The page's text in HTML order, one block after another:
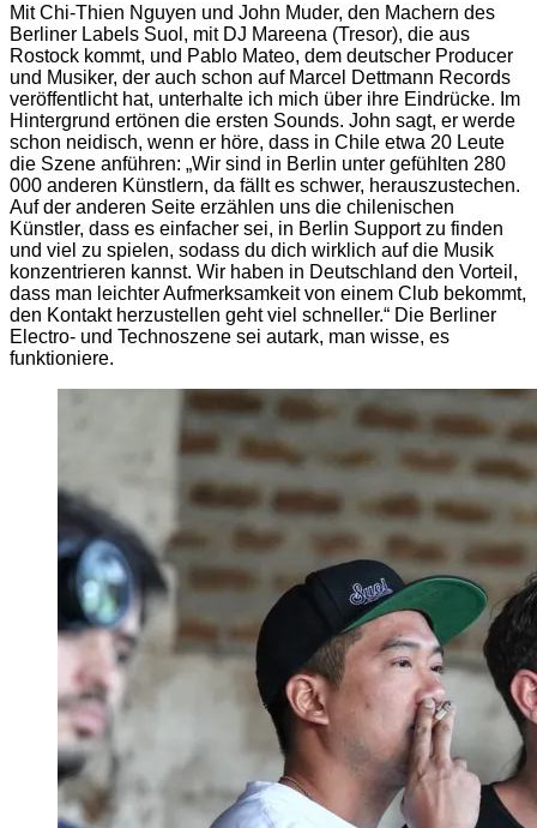
Mit Chi-Thien Nguyen und John Muder, den Machern des
Berliner Labels Suol, mit DJ Mareena (Tresor), die aus
Rostock kommt, und Pablo Mateo, dem deutscher Producer
und Musiker, der auch schon auf Marcel Dettmann Records
veröffentlicht hat, unterhalte ich mich über ihre Eindrücke. Im
Hintergrund ertönen die ersten Sounds. John sagt, er werde
schon neidisch, wenn er höre, dass in Chile etwa 20 Leute
die Szene anführen: „Wir sind in Berlin unter gefühlten 280
000 anderen Künstlern, da fällt es schwer, herauszustechen.
Auf der anderen Seite erzählen uns die chilenischen
Künstler, dass es einfacher sei, in Berlin Support zu finden
und viel zu spielen, sodass du dich wirklich auf die Musik
konzentrieren kannst. Wir haben in Deutschland den Vorteil,
dass man leichter Aufmerksamkeit von einem Club bekommt,
den Kontakt herzustellen geht viel schneller.“ Die Berliner
Electro- und Technoszene sei autark, man wisse, es
funktioniere.